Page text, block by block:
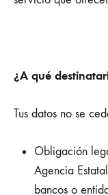
¿A qué
Tus datos no se
Obligación
Agencia
bancos o